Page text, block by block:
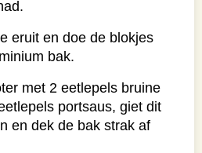
eruit en doe de blokjes
bak.
met 2 eetlepels bruine
portsaus, giet dit
en dek de bak strak af